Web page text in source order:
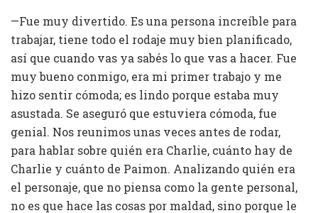
—Fue muy divertido. Es una persona increíble para
trabajar, tiene todo el rodaje muy bien planificado,
así que cuando vas ya sabés lo que vas a hacer. Fue
muy bueno conmigo, era mi primer trabajo y me
hizo sentir cómoda; es lindo porque estaba muy
asustada. Se aseguró que estuviera cómoda, fue
genial. Nos reunimos unas veces antes de rodar,
para hablar sobre quién era Charlie, cuánto hay de
Charlie y cuánto de Paimon. Analizando quién era
el personaje, que no piensa como la gente personal,
no es que hace las cosas por maldad, sino porque le